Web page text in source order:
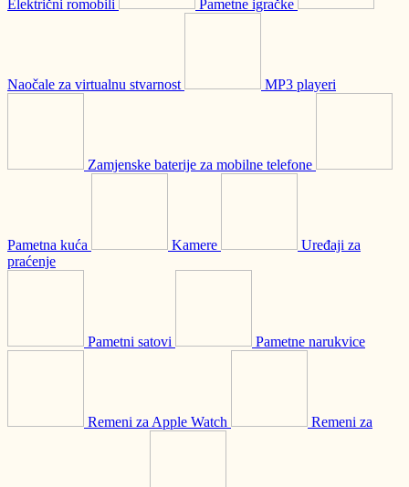
Električni romobili Pametne igračke
Naočale za virtualnu stvarnost MP3 playeri
Zamjenske baterije za mobilne telefone
Pametna kuća Kamere
Uređaji za
praćenje
Pametni satovi Pametne narukvice
Remeni za Apple Watch Remeni za